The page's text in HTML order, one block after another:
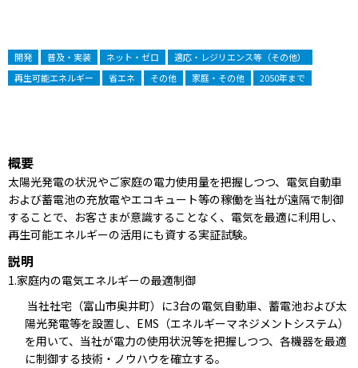
開発 普及・実装 ネット・ゼロ
適応・レジリエンス等（その他）
再生可能エネルギー
省エネ その他 家庭・その他 2050年まで
概要
太陽光発電の状況やご家庭の電力使用量を把握しつつ、電気自動車
および蓄電池の充放電やエコキュート等の稼働を当社が遠隔で制御
することで、お客さまが意識することなく、電気を最適に利用し、
再生可能エネルギーの活用にも資する実証試験。
説明
1.家庭内の電気エネルギーの最適制御
当社社宅（富山市奥井町）に3台の電気自動車、蓄電池および太
陽光発電等を設置し、EMS（エネルギーマネジメントシステム）
を用いて、当社が電力の使用状況等を把握しつつ、各機器を最適
に制御する技術・ノウハウを確立する。